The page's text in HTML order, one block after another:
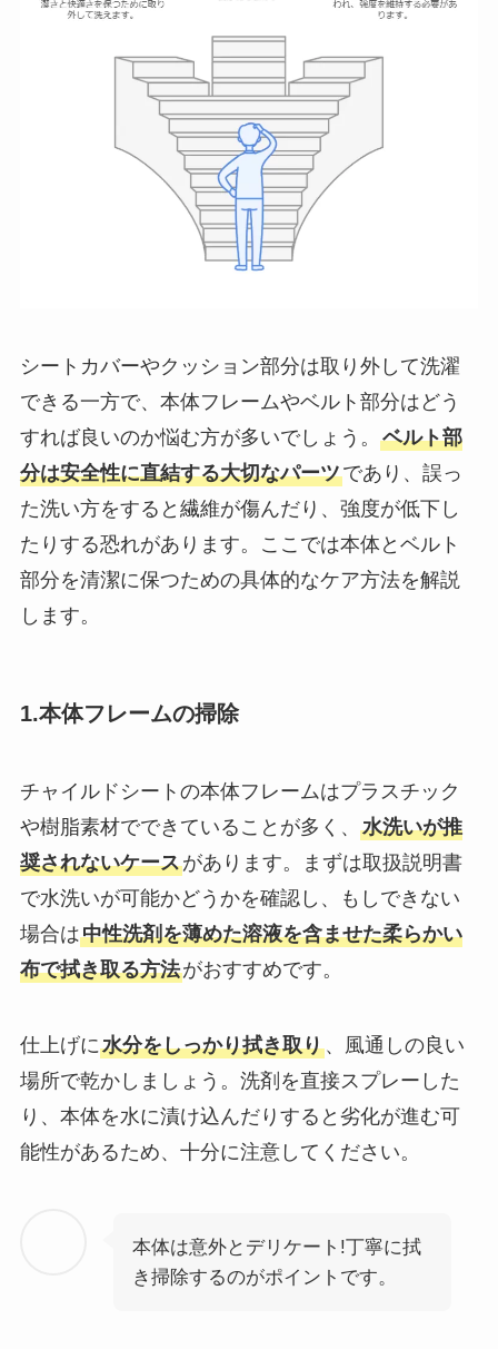
シートカバーやクッション部分は取り外して洗濯
できる一方で、本体フレームやベルト部分はどう
すれば良いのか悩む方が多いでしょう。 ベルト部
分は安全性に直結する大切なパーツであり、誤っ
た洗い方をすると繊維が傷んだり、強度が低下し
たりする恐れがあります。ここでは本体とベルト
部分を清潔に保つための具体的なケア方法を解説
します。
1.本体フレームの掃除
チャイルドシートの本体フレームはプラスチック
や樹脂素材でできていることが多く、 水洗いが推
奨されないケースがあります。まずは取扱説明書
で水洗いが可能かどうかを確認し、もしできない
場合は中性洗剤を薄めた溶液を含ませた柔らかい
布で拭き取る方法がおすすめです。
仕上げに水分をしっかり拭き取り、風通しの良い
場所で乾かしましょう。洗剤を直接スプレーした
り、本体を水に漬け込んだりすると劣化が進む可
能性があるため、十分に注意してください。
本体は意外とデリケート!丁寧に拭
き掃除するのがポイントです。